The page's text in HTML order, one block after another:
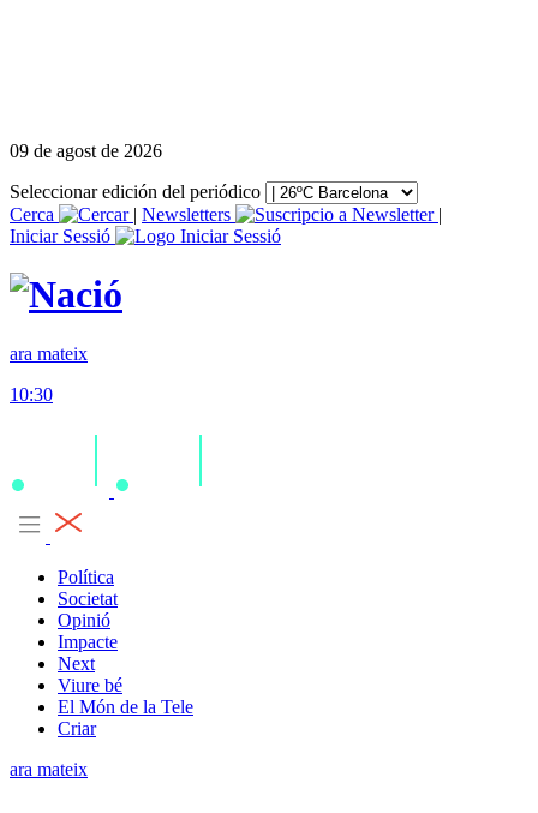
09 de agost de 2026
Seleccionar edición del periódico
Cerca
| Newsletters
|
Iniciar Sessió
ara mateix
10:30
Política
Societat
Opinió
Impacte
Next
Viure bé
El Món de la Tele
Criar
ara mateix